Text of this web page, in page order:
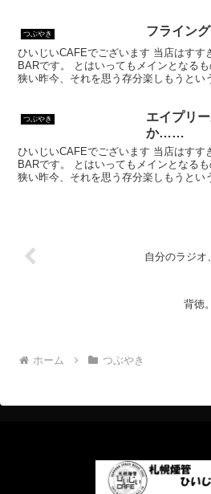
つぶやき フライング
ひいじいCAFEでございます 当店はすす
BARです。 とはいってもメインとなる
狭い昨今、それを思う存分楽しもうとい
つぶやき
エイプリ
か……
ひいじいCAFEでございます 当店はすす
BARです。 とはいってもメインとなる
狭い昨今、それを思う存分楽しもうとい
自分のラジオ
背徳。
ホーム つぶやき